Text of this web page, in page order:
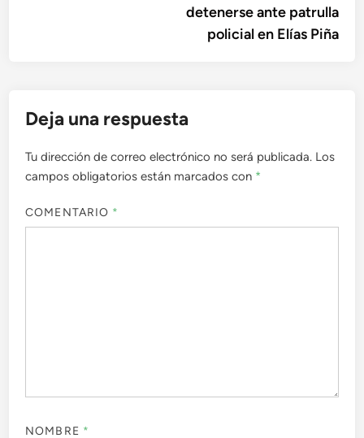
detenerse ante patrulla
policial en Elías Piña
Deja una respuesta
Tu dirección de correo electrónico no será publicada. Los
campos obligatorios están marcados con *
COMENTARIO *
NOMBRE *